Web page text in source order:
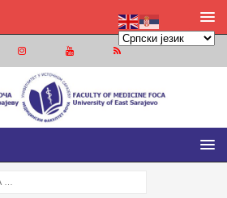
ФАКУЛТЕТ ФОЧА
УНИВЕРЗИТЕТА У ИСТОЧНОМ